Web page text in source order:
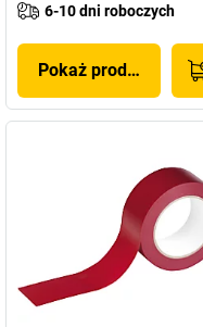
6-10 dni roboczych
Pokaż produkt